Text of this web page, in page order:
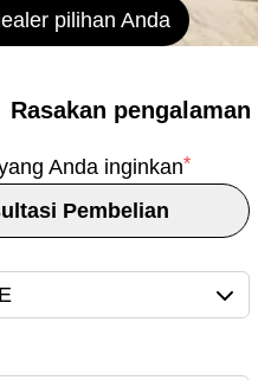
pilihan Anda
Rasakan
Anda inginkan*
Pembelian